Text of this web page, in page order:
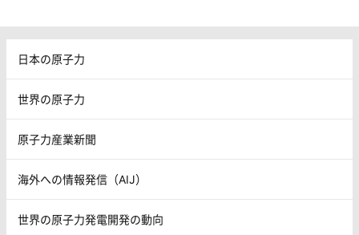
日本の原子力
世界の原子力
原子力産業新聞
海外への情報発信（AIJ）
世界の原子力発電開発の動向